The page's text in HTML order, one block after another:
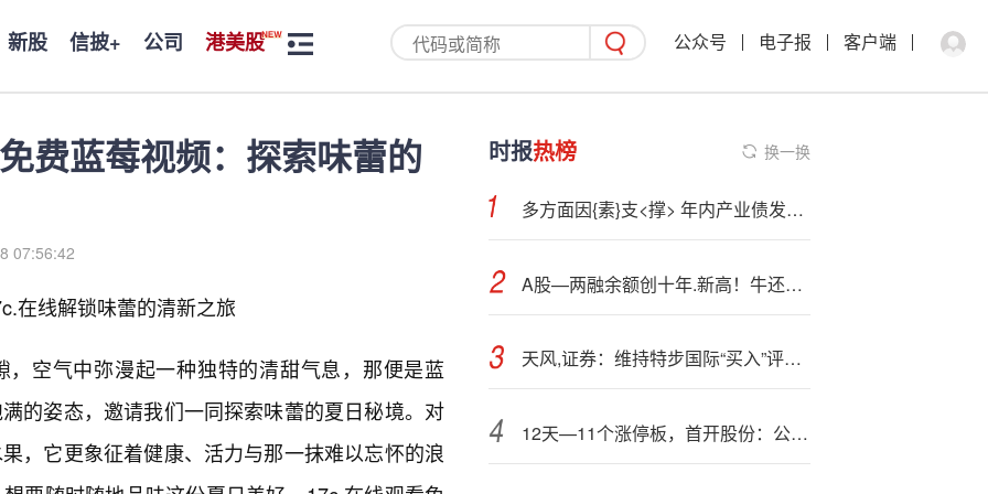
新股 信披+ 公司 港美股 公众号 电子报 客户端
费蓝莓视频：探索味蕾的
07:56:42
在线解锁味蕾的清新之旅
空气中弥漫起一种独特的清甜气息，那便是蓝
的姿态，邀请我们一同探索味蕾的夏日秘境。对
，它更象征着健康、活力与那一抹难以忘怀的浪
时报热榜 换一换
多方面因{素}支<撑> 年内产业债发行提速
A股—两融余额创十年.新高！牛还没“疯”，基金经理喊话：继续看多券商
天风,证券：维持特步国际“买入”评级 推出两款高性能户外产品
12天—11个涨停板，首开股份：公司目前生产经营活动正常